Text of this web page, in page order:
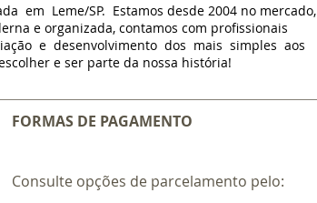
em Leme/SP. Estamos desde 2004 no mercado,
e organizada, contamos com profissionais
e desenvolvimento dos mais simples aos
e ser parte da nossa história!
FORMAS DE PAGAMENTO
Consulte opções de parcelamento pelo: